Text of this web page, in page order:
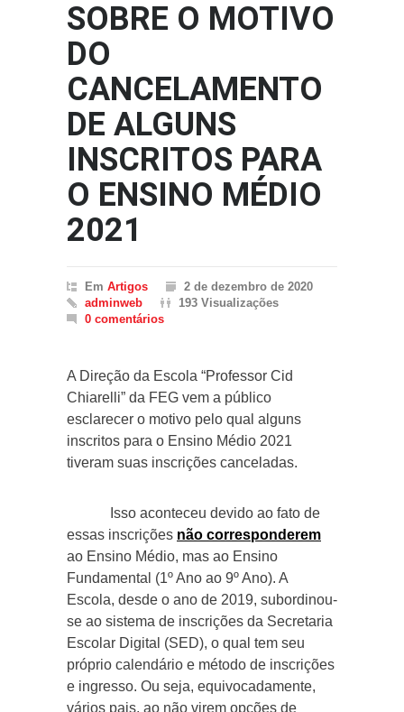
SOBRE O MOTIVO
DO
CANCELAMENTO
DE ALGUNS
INSCRITOS PARA
O ENSINO MÉDIO
2021
Em Artigos
2 de dezembro de 2020
adminweb
193 Visualizações
0 comentários
A Direção da Escola “Professor Cid
Chiarelli” da FEG vem a público
esclarecer o motivo pelo qual alguns
inscritos para o Ensino Médio 2021
tiveram suas inscrições canceladas.
Isso aconteceu devido ao fato de
essas inscrições não corresponderem
ao Ensino Médio, mas ao Ensino
Fundamental (1º Ano ao 9º Ano). A
Escola, desde o ano de 2019, subordinou-
se ao sistema de inscrições da Secretaria
Escolar Digital (SED), o qual tem seu
próprio calendário e método de inscrições
e ingresso. Ou seja, equivocadamente,
vários pais, ao não virem opções de